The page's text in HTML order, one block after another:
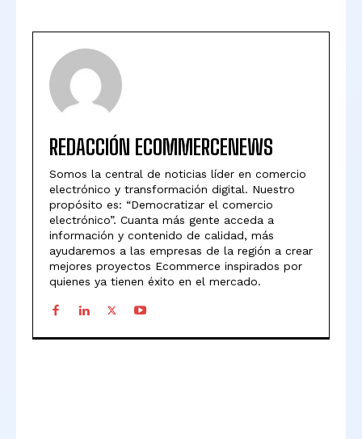
REDACCIÓN ECOMMERCENEWS
Somos la central de noticias líder en comercio
electrónico y transformación digital. Nuestro
propósito es: “Democratizar el comercio
electrónico”. Cuanta más gente acceda a
información y contenido de calidad, más
ayudaremos a las empresas de la región a crear
mejores proyectos Ecommerce inspirados por
quienes ya tienen éxito en el mercado.